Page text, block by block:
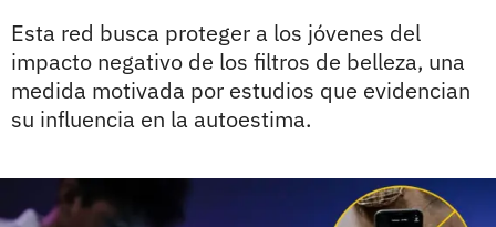
Esta red busca proteger a los jóvenes del
impacto negativo de los filtros de belleza, una
medida motivada por estudios que evidencian
su influencia en la autoestima.